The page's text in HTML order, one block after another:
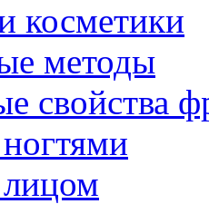
косметики
методы
свойства